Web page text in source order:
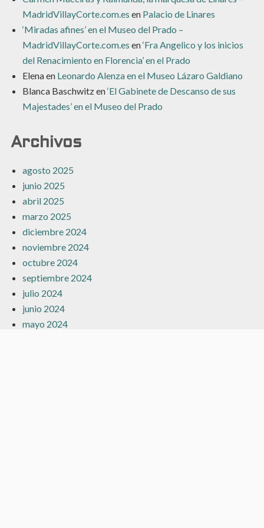
MadridVillayCorte.com.es en Palacio de Linares
‘Miradas afines’ en el Museo del Prado –
MadridVillayCorte.com.es en‘Fra Angelico y los inicios
del Renacimiento en Florencia’ en el Prado
Elenaen Leonardo Alenza en el Museo Lázaro Galdiano
Blanca Baschwitzen‘El Gabinete de Descanso de sus
Majestades’ en el Museo del Prado
Archivos
agosto 2025
junio 2025
abril 2025
marzo 2025
diciembre 2024
noviembre 2024
octubre 2024
septiembre 2024
julio 2024
junio 2024
mayo 2024